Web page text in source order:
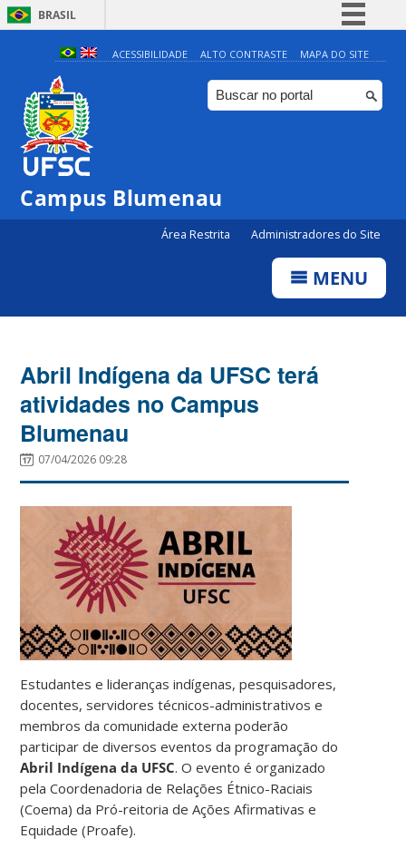
BRASIL
Simplifique!
Comunica BR
Participe
ACESSIBILIDADE ALTO CONTRASTE MAPA DO SITE
Campus Blumenau
Área Restrita Administradores do Site
MENU
Abril Indígena da UFSC terá
atividades no Campus
Blumenau
07/04/2026 09:28
Estudantes e lideranças indígenas, pesquisadores,
docentes, servidores técnicos-administrativos e
membros da comunidade externa poderão
participar de diversos eventos da programação do
Abril Indígena da UFSC. O evento é organizado
pela Coordenadoria de Relações Étnico-Raciais
(Coema) da Pró-reitoria de Ações Afirmativas e
Equidade (Proafe).